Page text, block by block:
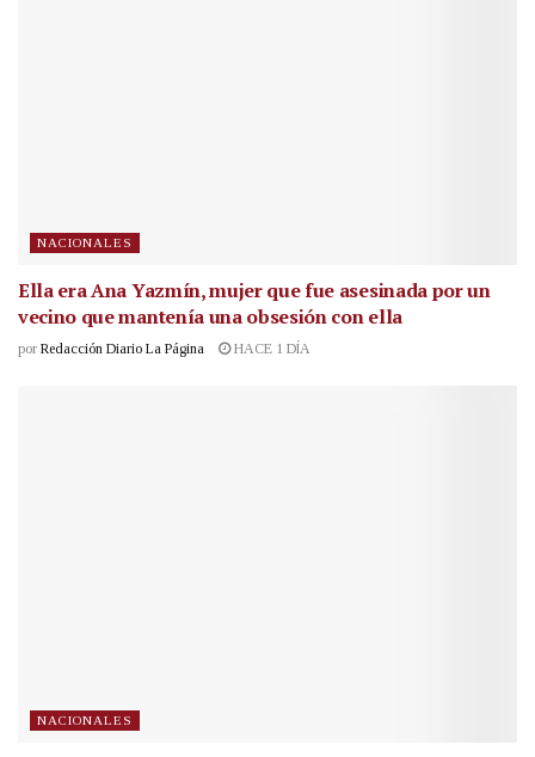
NACIONALES
Ella era Ana Yazmín, mujer que fue asesinada por un
vecino que mantenía una obsesión con ella
por Redacción Diario La Página HACE 1 DÍA
NACIONALES